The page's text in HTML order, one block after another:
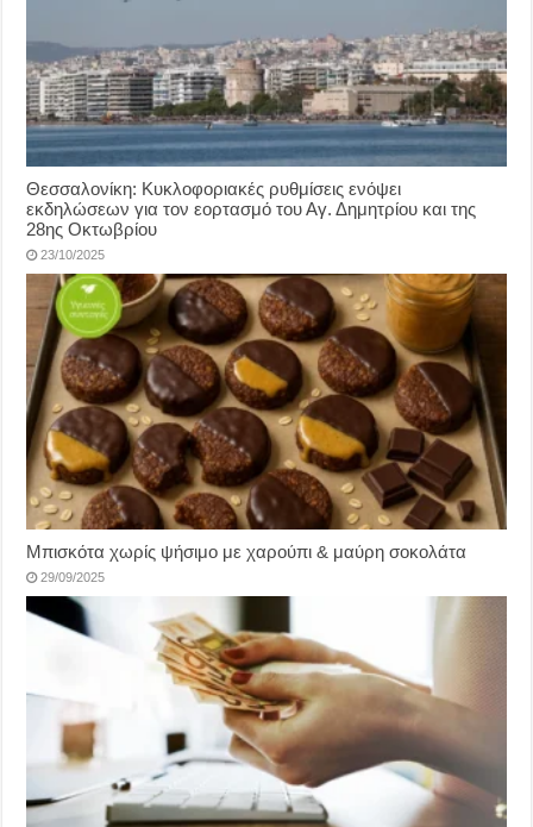
Θεσσαλονίκη: Κυκλοφοριακές ρυθμίσεις ενόψει
εκδηλώσεων για τον εορτασμό του Αγ. Δημητρίου και της
28ης Οκτωβρίου
23/10/2025
Μπισκότα χωρίς ψήσιμο με χαρούπι & μαύρη σοκολάτα
29/09/2025